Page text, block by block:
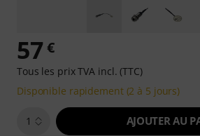
57 €
Tous les prix TVA incl. (TTC)
Disponible rapidement (2 à 5 jours)
1 AJOUTER AU